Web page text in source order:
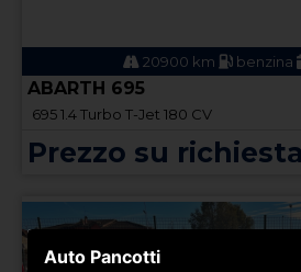
20900 km benzina
ABARTH 695
695 1.4 Turbo T-Jet 180 CV
Prezzo su richiesta
Auto Pancotti